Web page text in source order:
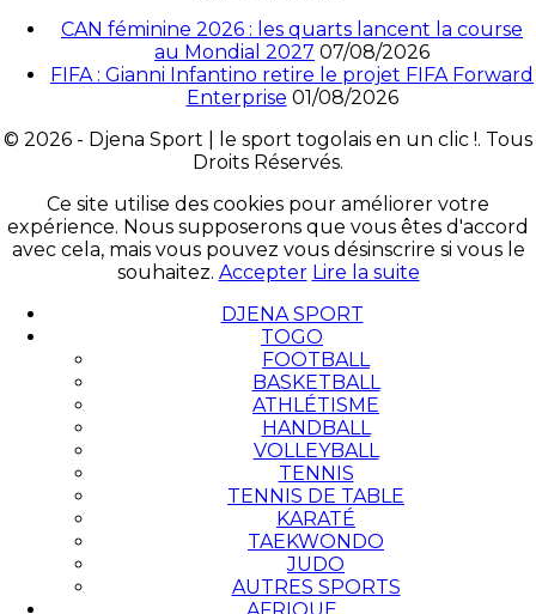
CAN féminine 2026 : les quarts lancent la course
au Mondial 2027 07/08/2026
FIFA : Gianni Infantino retire le projet FIFA Forward
Enterprise 01/08/2026
© 2026 - Djena Sport | le sport togolais en un clic !. Tous
Droits Réservés.
Ce site utilise des cookies pour améliorer votre
expérience. Nous supposerons que vous êtes d'accord
avec cela, mais vous pouvez vous désinscrire si vous le
souhaitez. Accepter Lire la suite
DJENA SPORT
TOGO
FOOTBALL
BASKETBALL
ATHLÉTISME
HANDBALL
VOLLEYBALL
TENNIS
TENNIS DE TABLE
KARATÉ
TAEKWONDO
JUDO
AUTRES SPORTS